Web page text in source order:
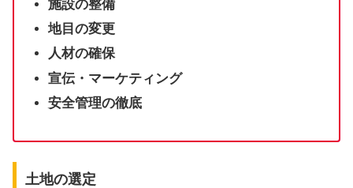
施設の整備
地目の変更
人材の確保
宣伝・マーケティング
安全管理の徹底
土地の選定